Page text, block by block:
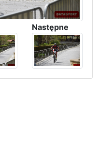
Następne